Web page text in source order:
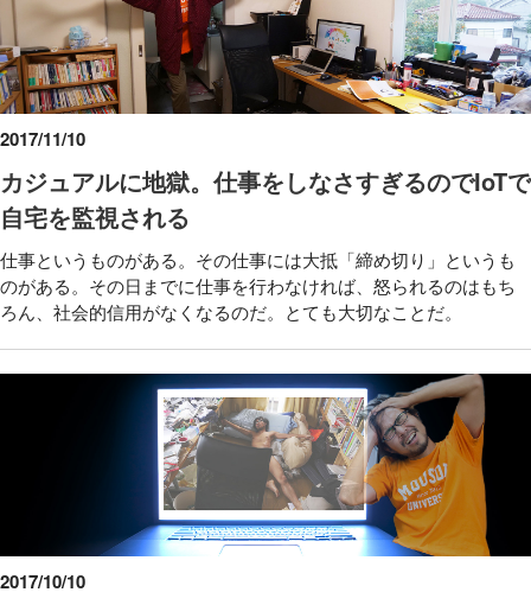
カジュアルに地獄。仕事をしなさすぎるのでIoTで
自宅を監視される
2017/11/10
仕事というものがある。その仕事には大抵「締め切り」というも
のがある。その日までに仕事を行わなければ、怒られるのはもち
ろん、社会的信用がなくなるのだ。とても大切なことだ。
2017/10/10